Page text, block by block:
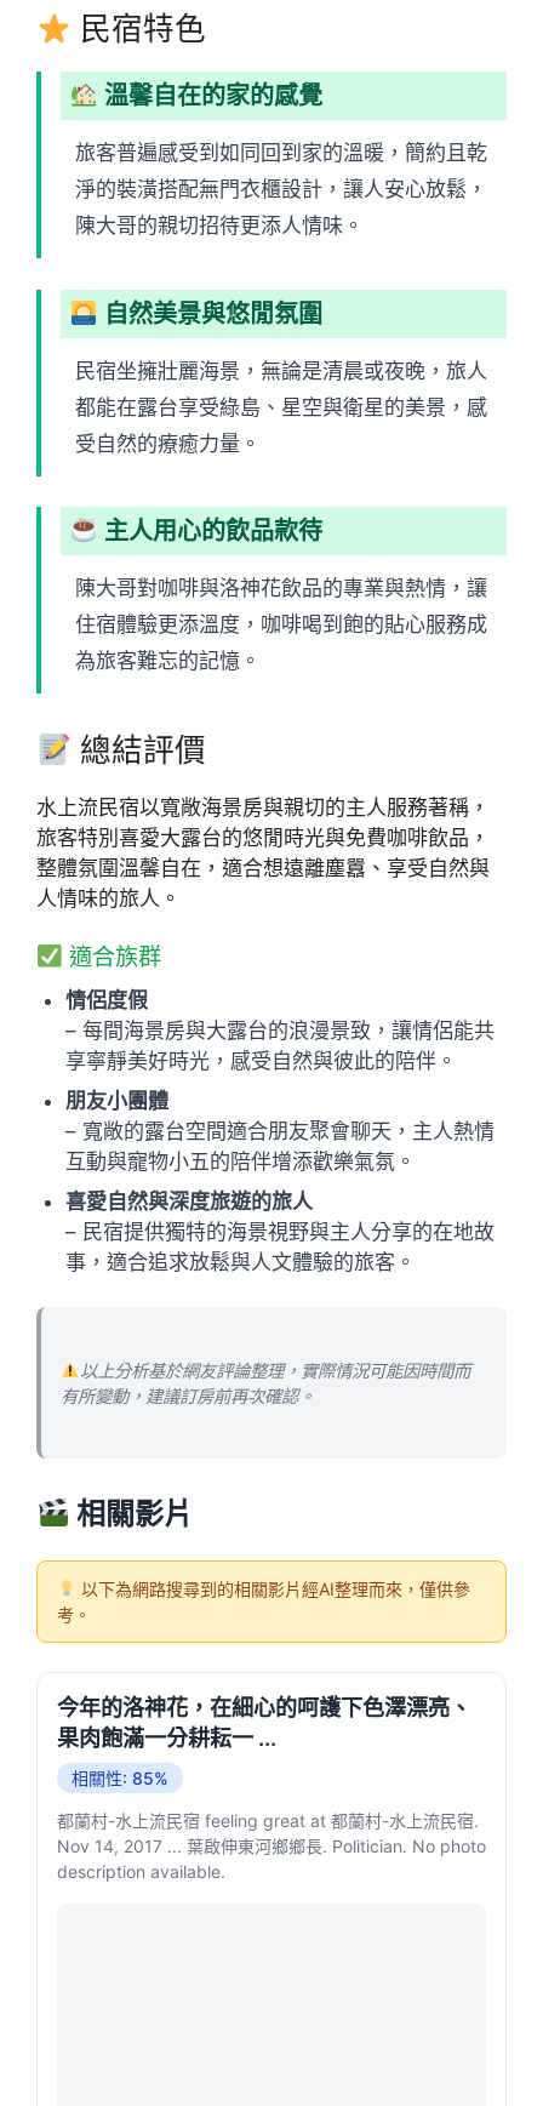
民宿特色
溫馨自在的家的感覺
旅客普遍感受到如同回到家的溫暖，簡約且乾
淨的裝潢搭配無門衣櫃設計，讓人安心放鬆，
陳大哥的親切招待更添人情味。
自然美景與悠閒氛圍
民宿坐擁壯麗海景，無論是清晨或夜晚，旅人
都能在露台享受綠島、星空與衛星的美景，感
受自然的療癒力量。
主人用心的飲品款待
陳大哥對咖啡與洛神花飲品的專業與熱情，讓
住宿體驗更添溫度，咖啡喝到飽的貼心服務成
為旅客難忘的記憶。
總結評價
水上流民宿以寬敞海景房與親切的主人服務著稱，
旅客特別喜愛大露台的悠閒時光與免費咖啡飲品，
整體氛圍溫馨自在，適合想遠離塵囂、享受自然與
人情味的旅人。
適合族群
情侶度假
– 每間海景房與大露台的浪漫景致，讓情侶能共
享寧靜美好時光，感受自然與彼此的陪伴。
朋友小團體
– 寬敞的露台空間適合朋友聚會聊天，主人熱情
互動與寵物小五的陪伴增添歡樂氣氛。
喜愛自然與深度旅遊的旅人
– 民宿提供獨特的海景視野與主人分享的在地故
事，適合追求放鬆與人文體驗的旅客。
以上分析基於網友評論整理，實際情況可能因時間而
有所變動，建議訂房前再次確認。
相關影片
以下為網路搜尋到的相關影片經AI整理而來，僅供參
考。
今年的洛神花，在細心的呵護下色澤漂亮、
果肉飽滿一分耕耘一 ...
相關性: 85%
都蘭村-水上流民宿 feeling great at 都蘭村-水上流民宿.
Nov 14, 2017 ... 葉啟伸東河鄉鄉長. Politician. No photo
description available.